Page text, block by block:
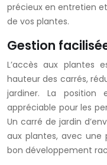
précieux en entretien
de vos plantes.
Gestion
L’accès aux plantes
hauteur des carrés,
jardiner. La position
appréciable pour les
Un carré de jardin
aux plantes, avec une
bon développement